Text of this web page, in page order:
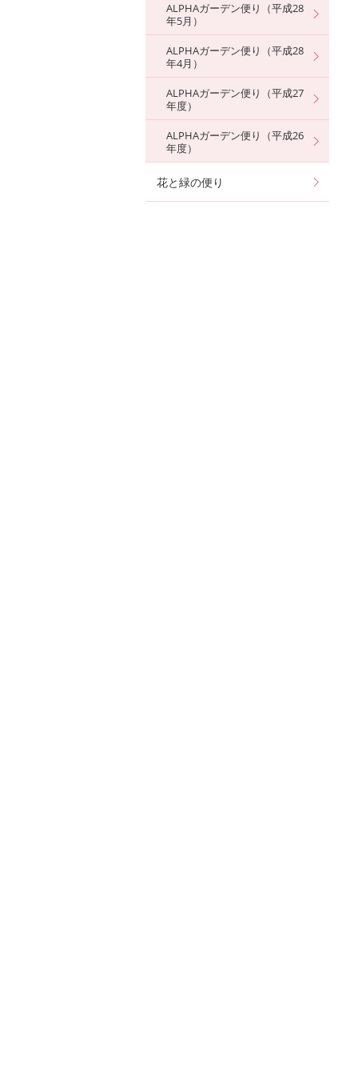
ALPHAガーデン便り（平成28
年5月）
ALPHAガーデン便り（平成28
年4月）
ALPHAガーデン便り（平成27
年度）
ALPHAガーデン便り（平成26
年度）
花と緑の便り